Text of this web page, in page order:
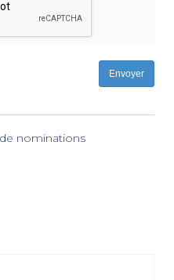
Envoyer
de nominations